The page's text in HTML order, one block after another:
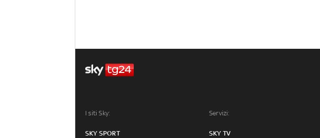
I siti Sky:
SKY SPORT
Servizi:
SKY TV